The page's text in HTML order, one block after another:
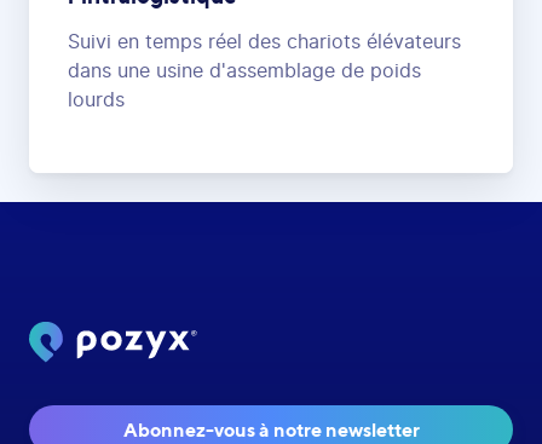
Suivi en temps réel des chariots élévateurs
dans une usine d'assemblage de poids
lourds
Abonnez-vous à notre newsletter